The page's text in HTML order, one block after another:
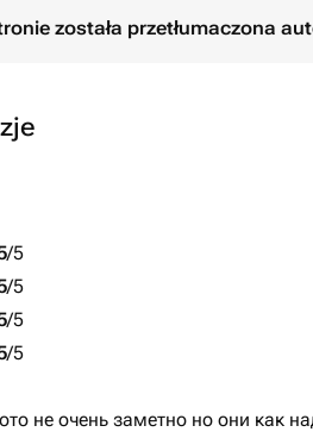
została przetłumaczona
/5
/5
/5
/5
не очень заметно но они как